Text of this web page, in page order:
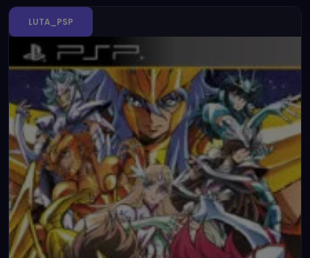
LUTA_PSP